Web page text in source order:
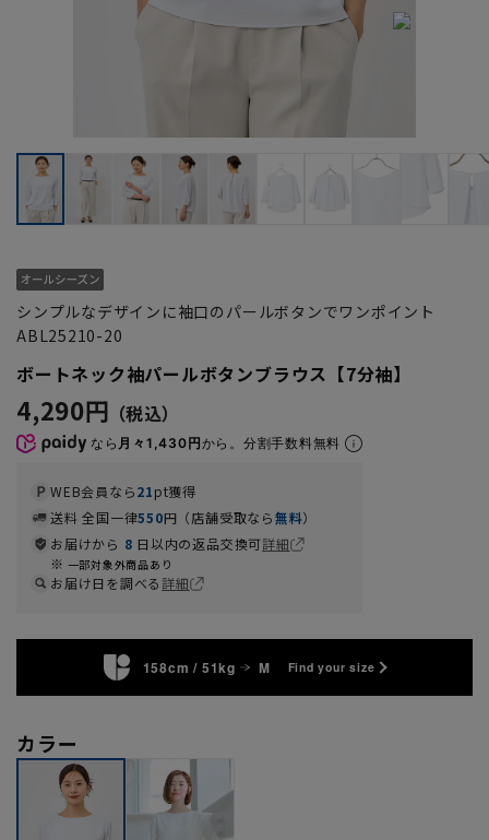
シンプルなデザインに袖口のパールボタンでワンポイント
ABL25210-20
ボートネック袖パールボタンブラウス【7分袖】
4,290円
なら 月々1,430円から。分割手数料無料
WEB会員なら21pt獲得
送料 全国一律550円（店舗受取なら無料）
お届けから 8 日以内の返品交換可詳細
一部対象外商品あり
お届け日を調べる詳細
158cm / 51kg M Find your size
カラー